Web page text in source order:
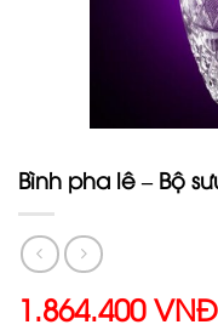
Bình pha lê – Bộ
1.864.400 VNĐ